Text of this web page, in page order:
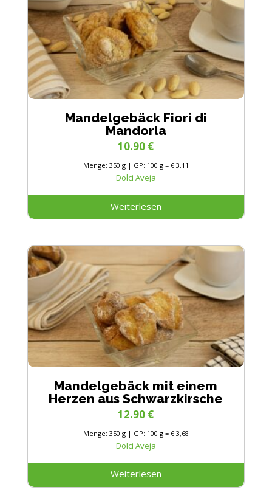
Mandelgebäck Fiori di
Mandorla
Dolci Aveja
Menge: 350 g | GP: 100 g = € 3,11
10.90 €
Weiterlesen
Mandelgebäck mit einem
Herzen aus Schwarzkirsche
Dolci Aveja
Menge: 350 g | GP: 100 g = € 3,68
12.90 €
Weiterlesen